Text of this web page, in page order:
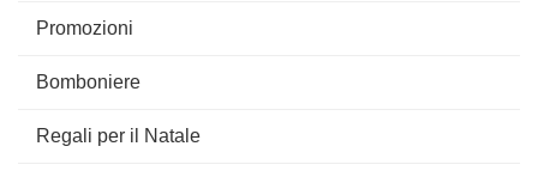
Promozioni
Bomboniere
Regali per il Natale